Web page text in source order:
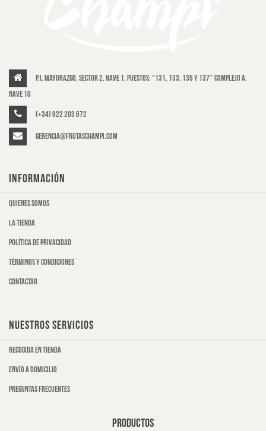
P.I. Mayorazgo, Sector 2, Nave 1, puestos: “131, 133, 135 y 137″ Complejo A,
Nave 10
(+34) 922 203 672
gerencia@frutaschampi.com
INFORMACIÓN
Quienes somos
La tienda
Política de privacidad
Términos y condiciones
Contactar
NUESTROS SERVICIOS
Recogida en tienda
Envío a domicilio
Preguntas frecuentes
PRODUCTOS